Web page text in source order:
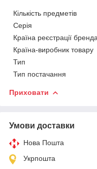
Кількість предметів
Серія
Країна реєстрації бренда
Країна-виробник товару
Тип
Тип постачання
Приховати
Умови доставки
Нова Пошта
Укрпошта